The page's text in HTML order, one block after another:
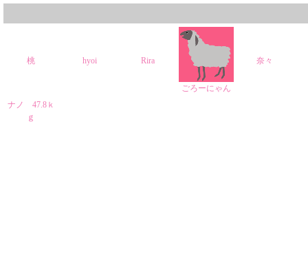
桃 hyoi Rira
ごろーにゃん
奈々
ナノ 47.8ｋ
ｇ